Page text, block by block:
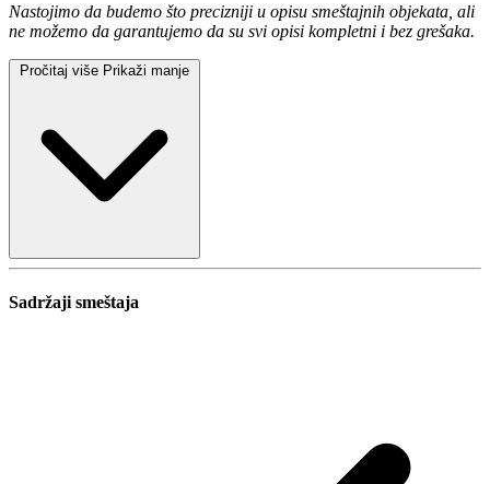
Nastojimo da budemo što precizniji u opisu smeštajnih objekata, ali
ne možemo da garantujemo da su svi opisi kompletni i bez grešaka.
Pročitaj više Prikaži manje
Sadržaji smeštaja